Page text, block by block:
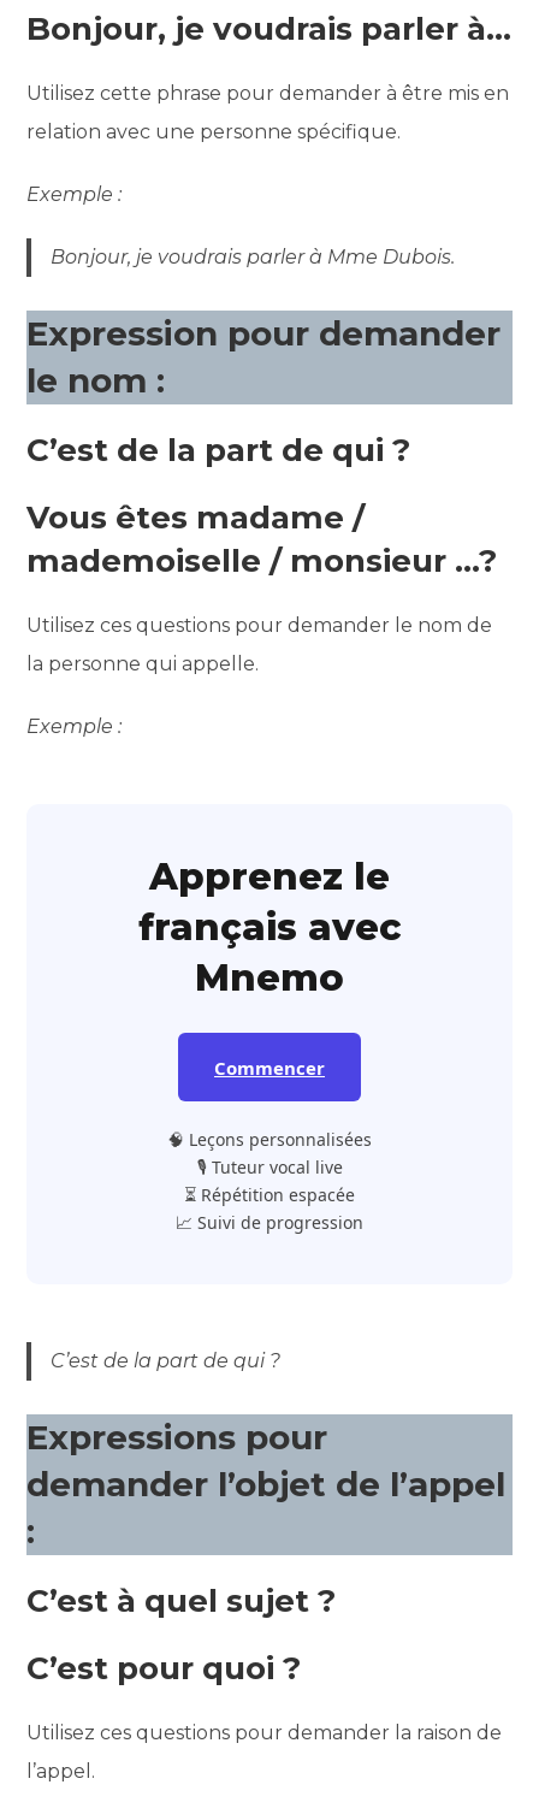
Bonjour, je voudrais parler à…
Utilisez cette phrase pour demander à être mis en
relation avec une personne spécifique.
Exemple :
Bonjour, je voudrais parler à Mme Dubois.
Expression pour demander
le nom :
C’est de la part de qui ?
Vous êtes madame /
mademoiselle / monsieur …?
Utilisez ces questions pour demander le nom de
la personne qui appelle.
Exemple :
Apprenez le
français avec
Mnemo
Commencer
🧠 Leçons personnalisées
🎙️ Tuteur vocal live
⏳ Répétition espacée
📈 Suivi de progression
C’est de la part de qui ?
Expressions pour
demander l’objet de l’appel
:
C’est à quel sujet ?
C’est pour quoi ?
Utilisez ces questions pour demander la raison de
l’appel.